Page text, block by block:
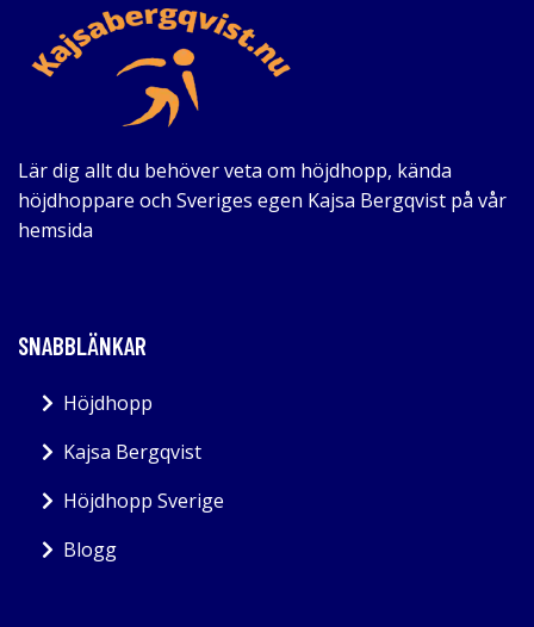
Lär dig allt du behöver veta om höjdhopp, kända
höjdhoppare och Sveriges egen Kajsa Bergqvist på vår
hemsida
SNABBLÄNKAR
Höjdhopp
Kajsa Bergqvist
Höjdhopp Sverige
Blogg